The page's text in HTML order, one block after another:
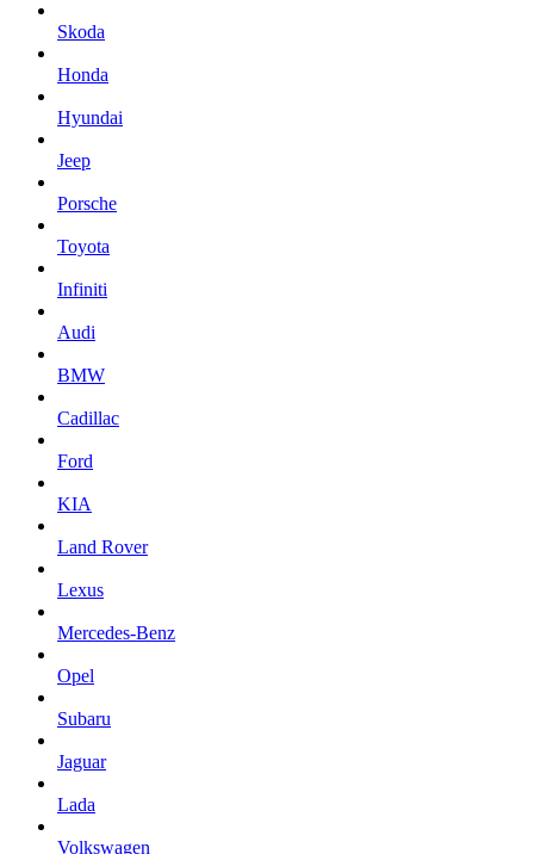
Skoda
Honda
Hyundai
Jeep
Porsche
Toyota
Infiniti
Audi
BMW
Cadillac
Ford
KIA
Land Rover
Lexus
Mercedes-Benz
Opel
Subaru
Jaguar
Lada
Volkswagen